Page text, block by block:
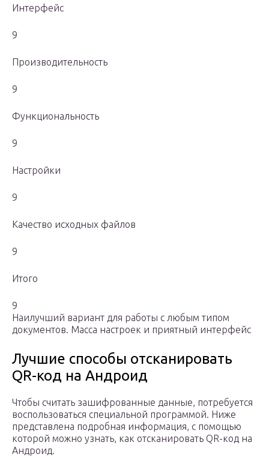
Интерфейс
9
Производительность
9
Функциональность
9
Настройки
9
Качество исходных файлов
9
Итого
9
Наилучший вариант для работы с любым типом
документов. Масса настроек и приятный интерфейс
Лучшие способы отсканировать
QR-код на Андроид
Чтобы считать зашифрованные данные, потребуется
воспользоваться специальной программой. Ниже
представлена подробная информация, с помощью
которой можно узнать, как отсканировать QR-код на
Андроид.